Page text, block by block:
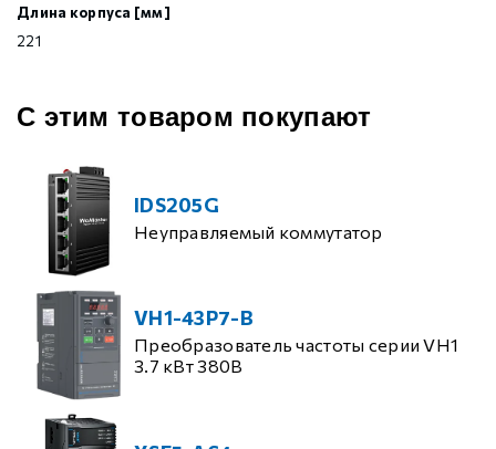
Длина корпуса [мм]
221
С этим товаром покупают
IDS205G
Неуправляемый коммутатор
VH1-43P7-B
Преобразователь частоты серии VH1
3.7 кВт 380В